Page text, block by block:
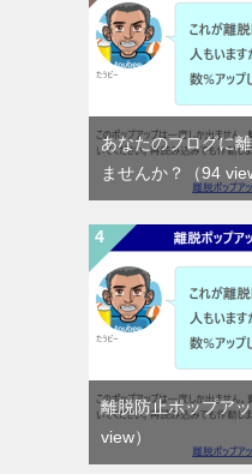
あなたのブログに
ませんか？
（94
離脱防止ポップア
view）